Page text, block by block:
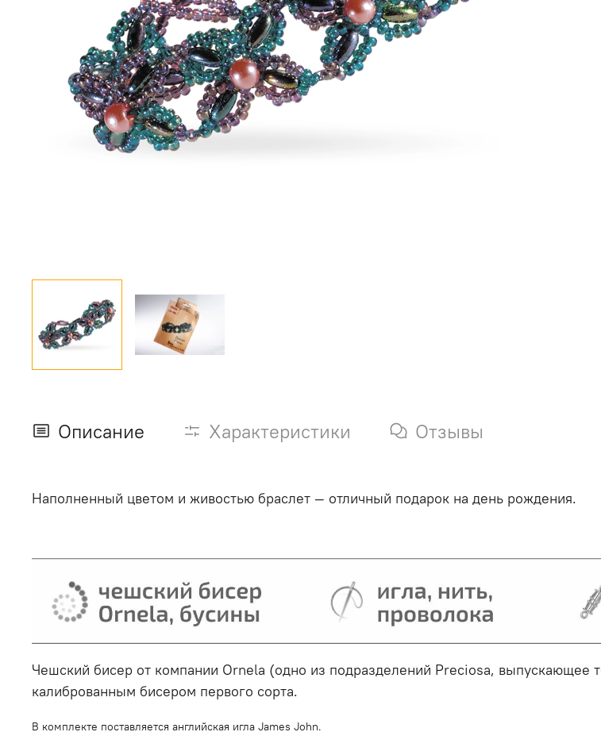
Описание Характеристики Отзывы
Наполненный цветом и живостью браслет — отличный подарок на день рождения.
Чешский бисер от компании Ornela (одно из подразделений Preciosa,
калиброванным бисером первого сорта.
В комплекте поставляется английская игла James John.